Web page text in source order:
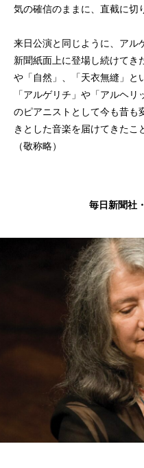
気の確信のままに、直截に切
来日公演と同じように、アル
新聞紙面上に登場し続けてき
や「自然」、「天衣無縫」と
「アルゲリチ」や「アルヘ
のピアニストとして今も昔も
きとした音楽を届けてきたこ
（敬称略）
毎日新聞